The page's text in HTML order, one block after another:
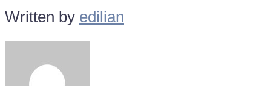
Written by edilian